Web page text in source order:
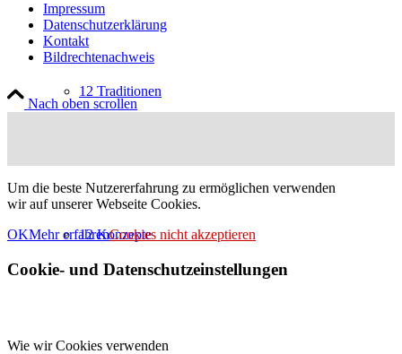
12 Traditionen
12 Konzepte
Impressum
Datenschutzerklärung
Kontakt
Bildrechtenachweis
Nach oben scrollen
Um die beste Nutzererfahrung zu ermöglichen verwenden
wir auf unserer Webseite Cookies.
OKMehr erfahrenCookies nicht akzeptieren
Cookie- und Datenschutzeinstellungen
Wie wir Cookies verwenden